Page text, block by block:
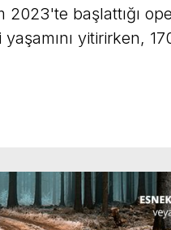
2023'te başlattığı
yitirirken,